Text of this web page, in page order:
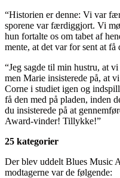
“Historien er denne: Vi var
sporene var færdiggjort. Vi
hun fortalte os om tabet af
mente, at det var for sent at få
“Jeg sagde til min hustru, at
men Marie insisterede på, at
Corne i studiet igen og
få den med på pladen, inden
du insisterede på at
Award-vinder! Tillykke!”
25 kategorier
Der blev uddelt Blues Music
modtagerne var de følgende: